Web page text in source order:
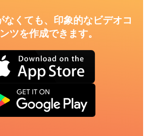
なくても、印象的なビデオコ
ツを作成できます。